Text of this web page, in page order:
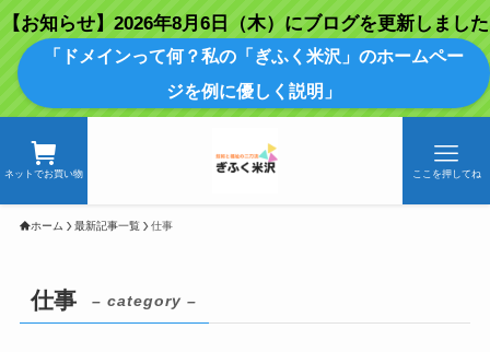
【お知らせ】2026年8月6日（木）にブログを更新しました
「ドメインって何？私の「ぎふく米沢」のホームペー
ジを例に優しく説明」
ネットでお買い物 ここを押してね
ホーム 最新記事一覧 仕事
仕事 – category –